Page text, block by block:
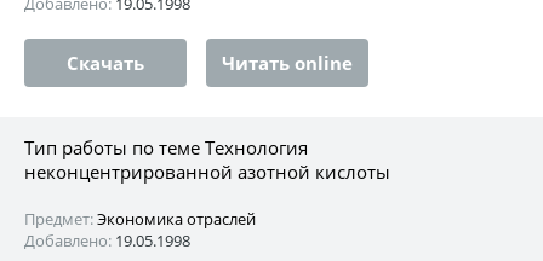
Скачать Читать online
Тип работы по теме Технология
неконцентрированной азотной кислоты
Предмет:Экономика отраслей
Добавлено: 19.05.1998